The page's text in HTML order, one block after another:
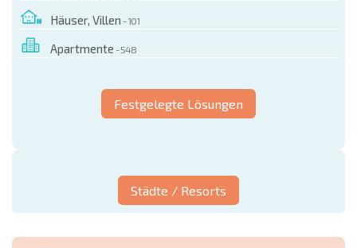
Häuser, Villen - 101
Apartmente - 548
Festgelegte Lösungen
Städte / Resorts